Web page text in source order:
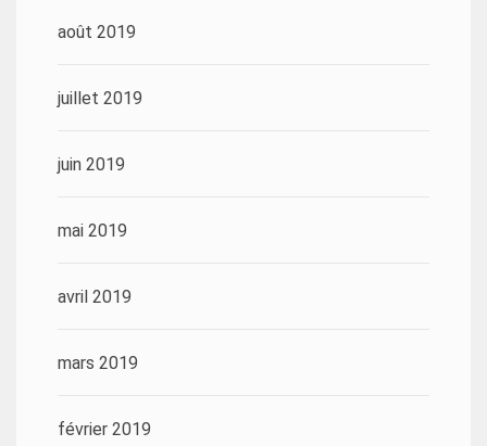
août 2019
juillet 2019
juin 2019
mai 2019
avril 2019
mars 2019
février 2019